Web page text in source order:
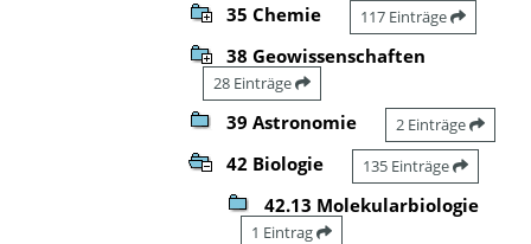
35 Chemie 117 Einträge
38 Geowissenschaften
28 Einträge
39 Astronomie 2 Einträge
42 Biologie 135 Einträge
42.13 Molekularbiologie
1 Eintrag